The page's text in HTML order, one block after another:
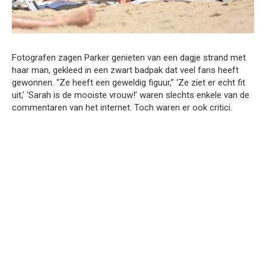
Fotografen zagen Parker genieten van een dagje strand met
haar man, gekleed in een zwart badpak dat veel fans heeft
gewonnen. “Ze heeft een geweldig figuur,” ‘Ze ziet er echt fit
uit,’ ‘Sarah is de mooiste vrouw!’ waren slechts enkele van de
commentaren van het internet. Toch waren er ook critici.